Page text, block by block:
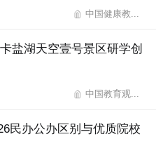
中国健康教...
盐湖天空壹号景区研学创
中国教育观...
民办公办区别与优质院校